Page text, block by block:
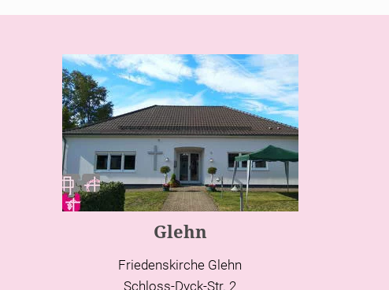
Glehn
Friedenskirche Glehn
Schloss-Dyck-Str. 2